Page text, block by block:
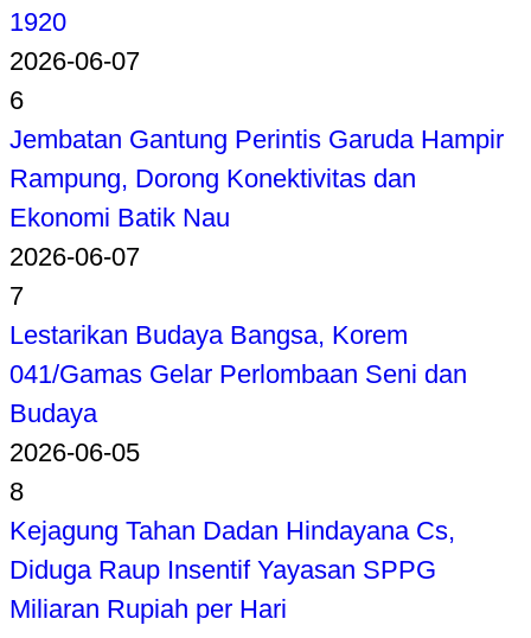
1920
2026-06-07
6
Jembatan Gantung Perintis Garuda Hampir
Rampung, Dorong Konektivitas dan
Ekonomi Batik Nau
2026-06-07
7
Lestarikan Budaya Bangsa, Korem
041/Gamas Gelar Perlombaan Seni dan
Budaya
2026-06-05
8
Kejagung Tahan Dadan Hindayana Cs,
Diduga Raup Insentif Yayasan SPPG
Miliaran Rupiah per Hari